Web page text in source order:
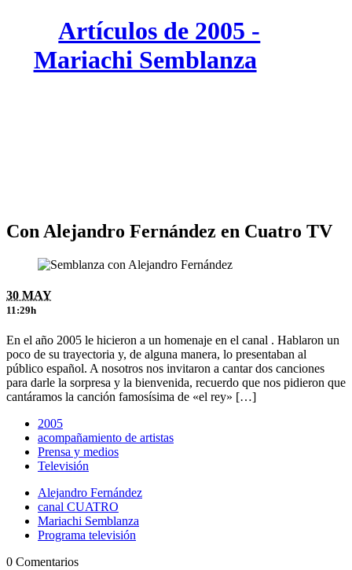
Artículos de 2005 -
Mariachi Semblanza
Con Alejandro Fernández en Cuatro TV
30 MAY
11:29h
En el año 2005 le hicieron a un homenaje en el canal . Hablaron un
poco de su trayectoria y, de alguna manera, lo presentaban al
público español. A nosotros nos invitaron a cantar dos canciones
para darle la sorpresa y la bienvenida, recuerdo que nos pidieron que
cantáramos la canción famosísima de «el rey» […]
2005
acompañamiento de artistas
Prensa y medios
Televisión
Alejandro Fernández
canal CUATRO
Mariachi Semblanza
Programa televisión
0 Comentarios